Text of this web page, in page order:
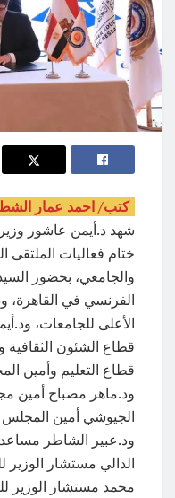
كتب/ احمد عمار
شهد د.أيمن عاشور وزير
ختام فعاليات
والجامعي، بحضور
الفرنسي في
الأعلى للجامعات،
قطاع الشئون الثقافية
قطاع التعليم وأمين
ود.ماهر مصباح أمين
الجيوشي أمين المجلس
ود.عبير الشاطر مساعد
الدالي مستشار الوزير
محمد مستشار الوزير